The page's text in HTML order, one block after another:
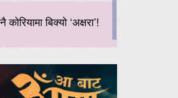
बिक्यो ‘अक्षरा’!